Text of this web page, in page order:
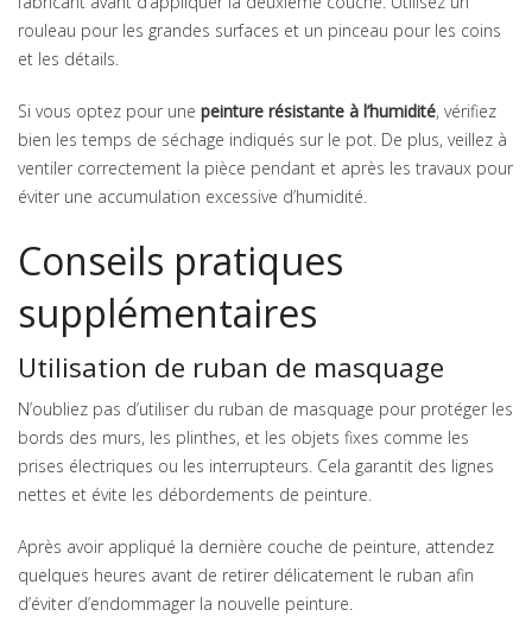
rouleau pour les grandes surfaces et un pinceau pour les coins
et les détails.
Si vous optez pour une peinture résistante à l’humidité, vérifiez
bien les temps de séchage indiqués sur le pot. De plus, veillez à
ventiler correctement la pièce pendant et après les travaux pour
éviter une accumulation excessive d’humidité.
Conseils pratiques
supplémentaires
Utilisation de ruban de masquage
N’oubliez pas d’utiliser du ruban de masquage pour protéger les
bords des murs, les plinthes, et les objets fixes comme les
prises électriques ou les interrupteurs. Cela garantit des lignes
nettes et évite les débordements de peinture.
Après avoir appliqué la dernière couche de peinture, attendez
quelques heures avant de retirer délicatement le ruban afin
d’éviter d’endommager la nouvelle peinture.